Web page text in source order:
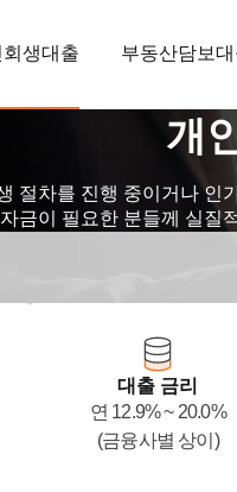
회생대출 부동산담보
개
절차를 진행 중이거나 인
금이 필요한 분들께 실질
대출 금리
연 12.9% ~ 20.0%
(금융사별 상이)